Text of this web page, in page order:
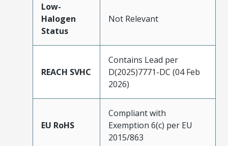
Low-
Halogen
Status
Not Relevant
REACH SVHC
Contains Lead per
D(2025)7771-DC (04 Feb
2026)
EU RoHS
Compliant with
Exemption 6(c) per EU
2015/863